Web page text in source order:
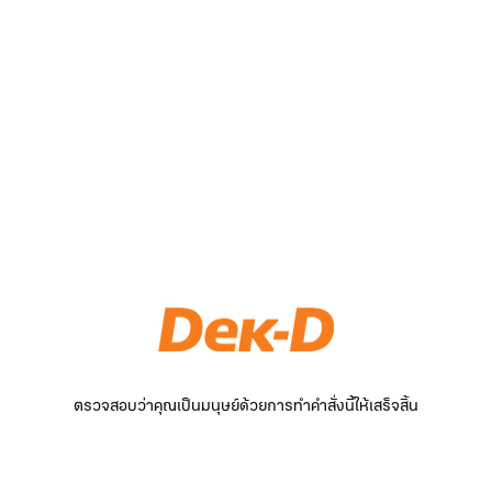
ตรวจสอบว่าคุณเป็นมนุษย์ด้วยการทำคำสั่งนี้ให้เสร็จสิ้น